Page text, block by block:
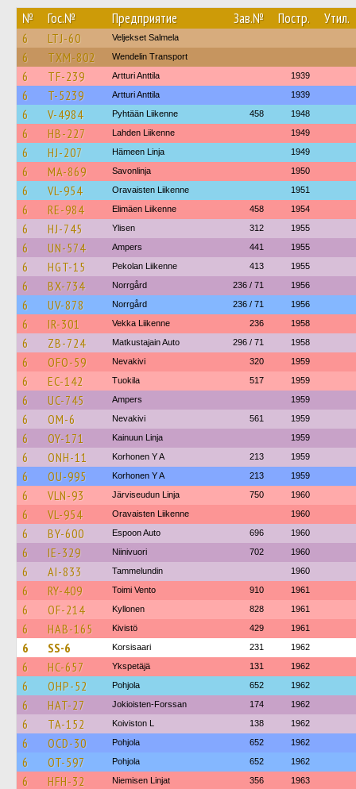
№ Гос.№ Предприятие Зав.№ Постр. Утил.
6 LTJ-60 Veljekset Salmela
6 TXM-802 Wendelin Transport
6 TF-239 Artturi Anttila 1939
6 T-5239 Artturi Anttila 1939
6 V-4984 Pyhtään Liikenne 458 1948
6 HB-227 Lahden Liikenne 1949
6 HJ-207 Hämeen Linja 1949
6 MA-869 Savonlinja 1950
6 VL-954 Oravaisten Liikenne 1951
6 RE-984 Elimäen Liikenne 458 1954
6 HJ-745 Ylisen 312 1955
6 UN-574 Ampers 441 1955
6 HGT-15 Pekolan Liikenne 413 1955
6 BX-734 Norrgård 236 / 71 1956
6 UV-878 Norrgård 236 / 71 1956
6 IR-301 Vekka Liikenne 236 1958
6 ZB-724 Matkustajain Auto 296 / 71 1958
6 OFO-59 Nevakivi 320 1959
6 EC-142 Tuokila 517 1959
6 UC-745 Ampers 1959
6 OM-6 Nevakivi 561 1959
6 OY-171 Kainuun Linja 1959
6 ONH-11 Korhonen Y A 213 1959
6 OU-995 Korhonen Y A 213 1959
6 VLN-93 Järviseudun Linja 750 1960
6 VL-954 Oravaisten Liikenne 1960
6 BY-600 Espoon Auto 696 1960
6 IE-329 Niinivuori 702 1960
6 AI-833 Tammelundin 1960
6 RY-409 Toimi Vento 910 1961
6 OF-214 Kyllonen 828 1961
6 HAB-165 Kivistö 429 1961
6 SS-6 Korsisaari 231 1962
6 HC-657 Ykspetäjä 131 1962
6 OHP-52 Pohjola 652 1962
6 HAT-27 Jokioisten-Forssan 174 1962
6 TA-152 Koiviston L 138 1962
6 OCD-30 Pohjola 652 1962
6 OT-597 Pohjola 652 1962
6 HFH-32 Niemisen Linjat 356 1963